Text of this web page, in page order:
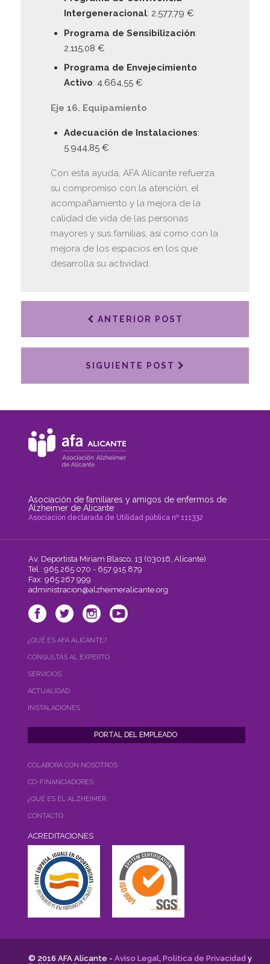
Intergeneracional: 2.577,79 €
Programa de Sensibilización:
2.115,08 €
Programa de Envejecimiento
Activo: 4.664,55 €
Eje 16. Equipamiento
Adecuación de Instalaciones:
5.944,85 €
Con esta ayuda, AFA Alicante refuerza
su compromiso con la atención, el
acompañamiento y la mejora de la
calidad de vida de las personas
mayores y sus familias, así como con la
mejora de los espacios en los que
desarrolla su actividad.
ANTERIOR POST
SIGUIENTE POST
Asociación de familiares y amigos de enfermos de
Alzheimer de Alicante
Asociación declarada de Utilidad pública nº 111332
Av. Deportista Miriam Blasco, 13 (03016, Alicante)
Tel.: 965 265 070 - 657 915 879
Fax: 965 267 999
administracion@alzheimeralicante.org
¿QUÉ ES AFA ALICANTE?
CONSULTAS AL EXPERTO
SERVICIOS
ACTUALIDAD
INSTALACIONES
COLABORA CON NOSOTROS
CO-FINANCIADORES
¿QUÉ ES EL ALZHEIMER
CONTACTO
ACREDITACIONES
© 2016 AFA Alicante - Aviso Legal, Politica de Privacidad y